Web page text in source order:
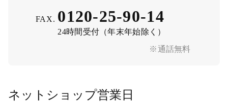
※通話無料
FAX. 0120-25-90-14
24時間受付（年末年始除く）
ネットショップ営業日